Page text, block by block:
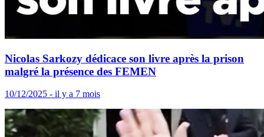
Nicolas Sarkozy dédicace son livre après la prison
malgré la présence des FEMEN
10/12/2025 - il y a 7 mois